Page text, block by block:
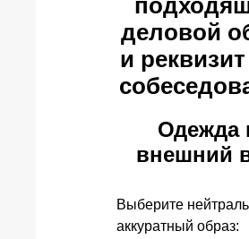
деловой
и
Одежда
внешний
Выберите
аккуратный образ: